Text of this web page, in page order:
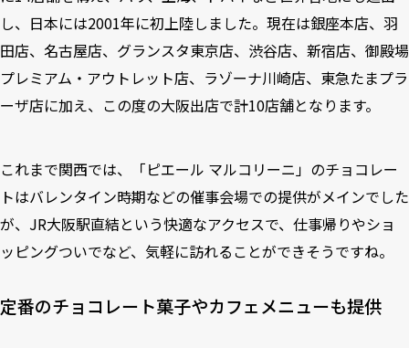
し、日本には2001年に初上陸しました。現在は銀座本店、羽
田店、名古屋店、グランスタ東京店、渋谷店、新宿店、御殿場
プレミアム・アウトレット店、ラゾーナ川崎店、東急たまプラ
ーザ店に加え、この度の大阪出店で計10店舗となります。
これまで関西では、「ピエール マルコリーニ」のチョコレー
トはバレンタイン時期などの催事会場での提供がメインでした
が、JR大阪駅直結という快適なアクセスで、仕事帰りやショ
ッピングついでなど、気軽に訪れることができそうですね。
定番のチョコレート菓子やカフェメニューも提供